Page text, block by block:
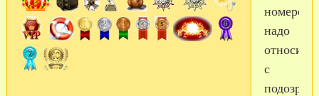
номеров
надо
с